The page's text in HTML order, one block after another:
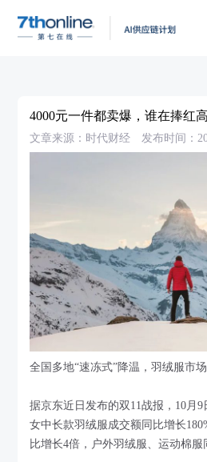
4000元一件都卖爆，谁在捧红
文章来源：时代财经 发布时间：
全国多地“速冻式”降温，羽绒服市
据京东近日发布的双11战报，10月9
女中长款羽绒服成交额同比增长
比增长4倍，户外羽绒服、运动棉服